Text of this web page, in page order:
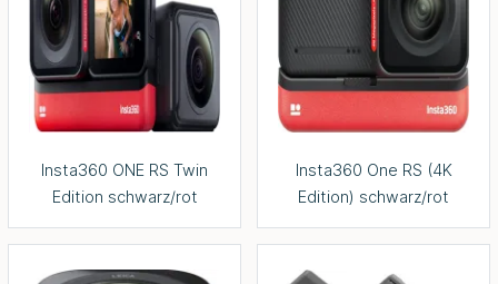
Insta360 ONE RS Twin
Edition schwarz/rot
Insta360 One RS (4K
Edition) schwarz/rot